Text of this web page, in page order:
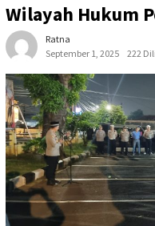
Wilayah Hukum
Ratna
September 1, 2025
222